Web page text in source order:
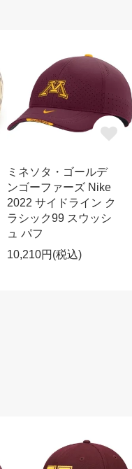
ミネソタ・ゴールデ
ンゴーファーズ Nike
2022 サイドライン ク
ラシック99 スウッシ
ュ パフ
10,210円(税込)